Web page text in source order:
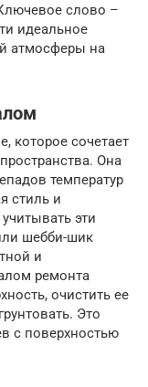
слово –
идеальное
атмосферы на
которое сочетает
Она
температур
стиль и
эти
шебби-шик
и
ремонта
очистить ее
Это
с поверхностью